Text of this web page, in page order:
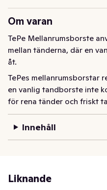
Om varan
TePe Mellanrumsborste
mellan tänderna, där en
åt.
TePes mellanrumsborstar
en vanlig tandborste inte
för rena tänder och friskt
kan användas för att
kronor och broar. TePe®
tandvårdsexpertis för att
känsla och kvalitet på
Innehåll
Liknande